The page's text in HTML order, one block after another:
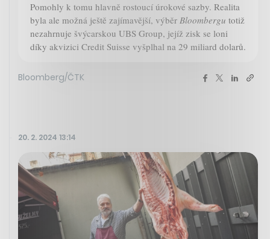
Pomohly k tomu hlavně rostoucí úrokové sazby. Realita
byla ale možná ještě zajímavější, výběr Bloombergu totiž
nezahrnuje švýcarskou UBS Group, jejíž zisk se loni
díky akvizici Credit Suisse vyšplhal na 29 miliard dolarů.
Bloomberg/ČTK
20. 2. 2024 13:14